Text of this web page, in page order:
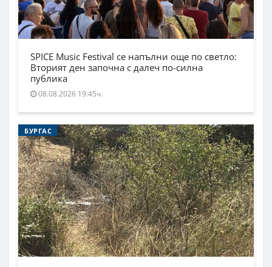
SPICE Music Festival се напълни още по светло:
Вторият ден започна с далеч по-силна
публика
08.08.2026 19:45ч.
БУРГАС